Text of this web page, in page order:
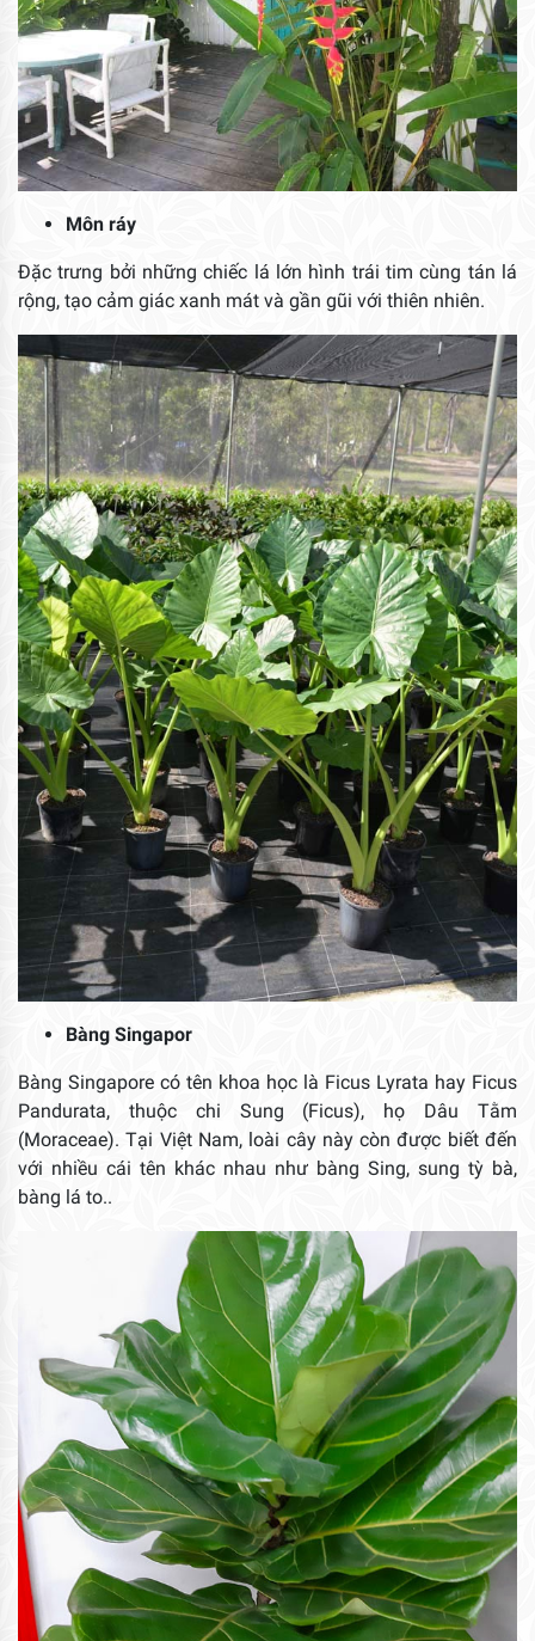
Môn ráy
Đặc trưng bởi những chiếc lá lớn hình trái tim cùng tán lá
rộng, tạo cảm giác xanh mát và gần gũi với thiên nhiên.
Bàng Singapor
Bàng Singapore có tên khoa học là Ficus Lyrata hay Ficus
Pandurata, thuộc chi Sung (Ficus), họ Dâu Tằm
(Moraceae). Tại Việt Nam, loài cây này còn được biết đến
với nhiều cái tên khác nhau như bàng Sing, sung tỳ bà,
bàng lá to..